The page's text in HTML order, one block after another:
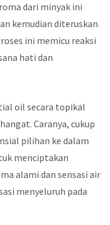
dari minyak ini
kemudian diteruskan
ini memicu reaksi
hati dan
oil secara topikal
Caranya, cukup
pilihan ke dalam
menciptakan
alami dan sensasi air
menyeluruh pada